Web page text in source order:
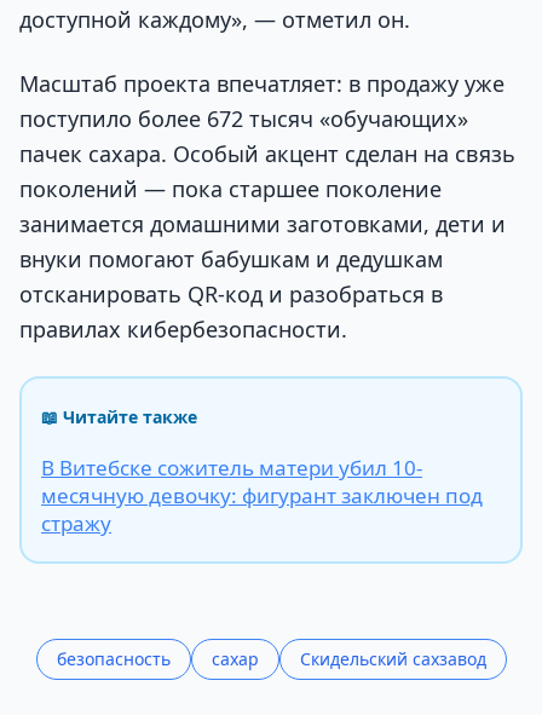
доступной каждому», — отметил он.
Масштаб проекта впечатляет: в продажу уже
поступило более 672 тысяч «обучающих»
пачек сахара. Особый акцент сделан на связь
поколений — пока старшее поколение
занимается домашними заготовками, дети и
внуки помогают бабушкам и дедушкам
отсканировать QR-код и разобраться в
правилах кибербезопасности.
📖 Читайте также
В Витебске сожитель матери убил 10-
месячную девочку: фигурант заключен под
стражу
безопасность сахар Скидельский сахзавод